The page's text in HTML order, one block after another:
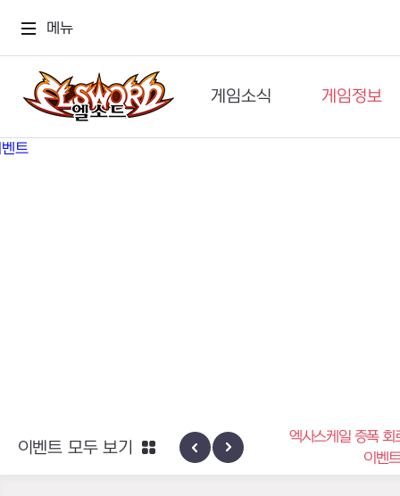
메뉴
게임소식
공지사항
게임정보
세계관
신규 지역 네블론
엑사스케일 증폭 회
이벤트
이벤트 모두 보기